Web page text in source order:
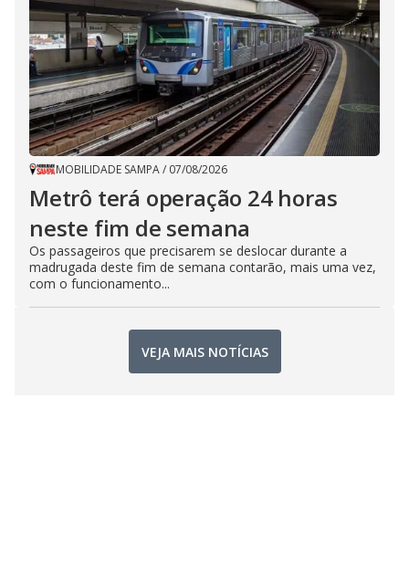
MOBILIDADE SAMPA/ 07/08/2026
Metrô terá operação 24 horas
neste fim de semana
Os passageiros que precisarem se deslocar durante a
madrugada deste fim de semana contarão, mais uma vez,
com o funcionamento...
VEJA MAIS NOTÍCIAS